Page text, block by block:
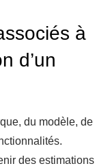
à
d’un
du modèle, de
des estimations